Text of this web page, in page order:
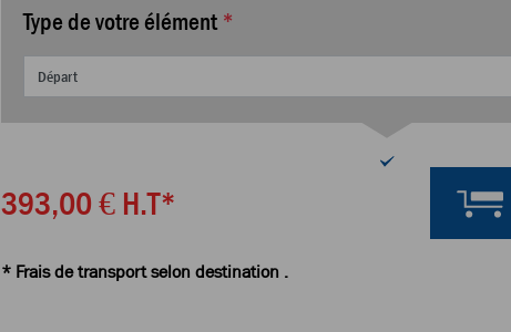
Type de votre élément
393,00 €H.T*
* Frais de transport selon destination .